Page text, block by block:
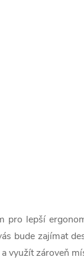
lepší
bude zajímat
využít zároveň